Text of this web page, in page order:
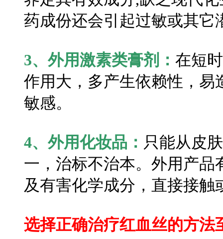
药成份还会引起过敏或其它
3、外用激素类膏剂： 在短
作用大，多产生依赖性，易
敏感。
4、外用化妆品： 只能从皮
一，治标不治本。外用产
及有害化学成分，直接接
选择正确治疗红血丝的方法